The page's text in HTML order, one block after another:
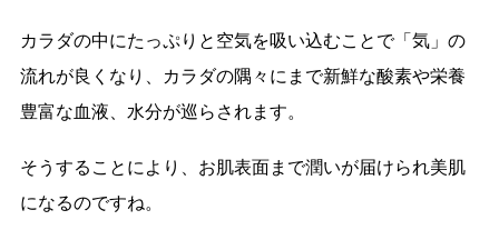
カラダの中にたっぷりと空気を吸い込むことで「気」の
流れが良くなり、カラダの隅々にまで新鮮な酸素や栄養
豊富な血液、水分が巡らされます。
そうすることにより、お肌表面まで潤いが届けられ美肌
になるのですね。